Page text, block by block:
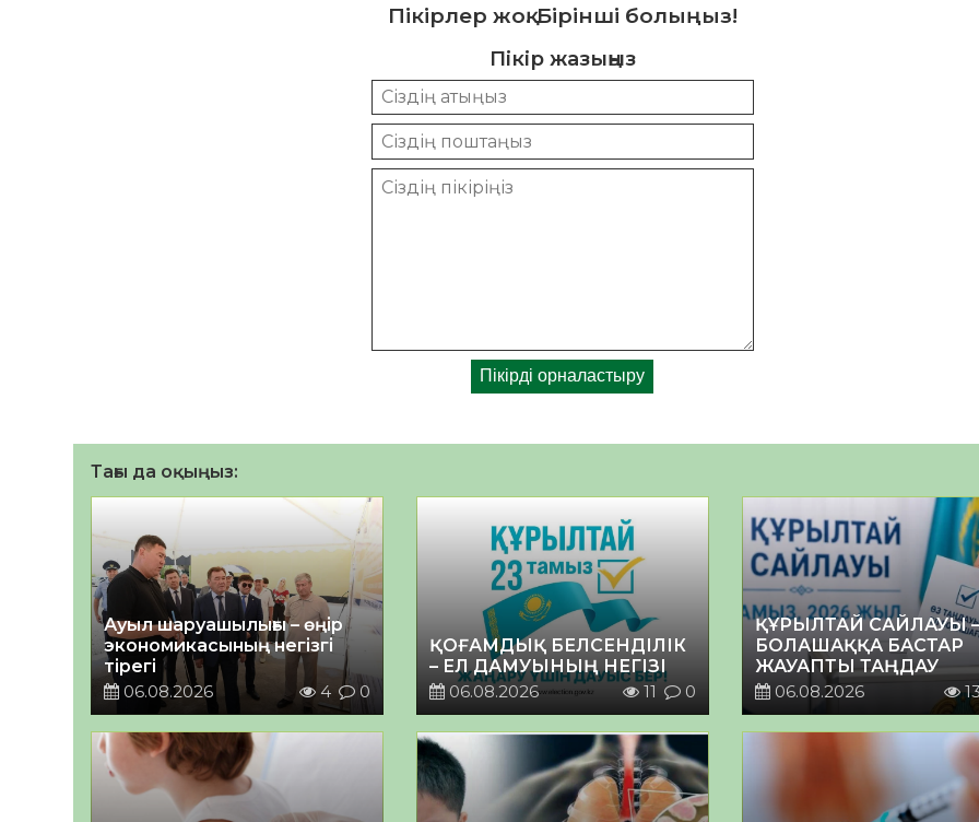
Пікірлер жоқ. Бірінші болыңыз!
Пікір жазыңыз
Тағы да оқыңыз:
Ауыл шаруашылығы – өңір
экономикасының негізгі
тірегі
06.08.2026
4 0
ҚОҒАМДЫҚ БЕЛСЕНДІЛІК
– ЕЛ ДАМУЫНЫҢ НЕГІЗІ
06.08.2026
11 0
ҚҰРЫЛТАЙ САЙЛАУЫ –
БОЛАШАҚҚА БАСТАР
ЖАУАПТЫ ТАҢДАУ
06.08.2026
13